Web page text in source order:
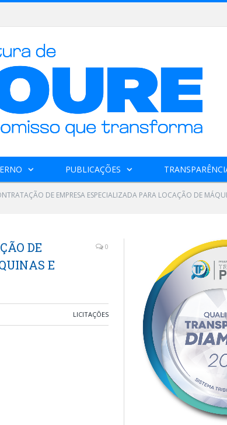
PUBLICAÇÕES
DE EMPRESA ESPECIALIZADA PARA LOCAÇÃO DE
DE
E
0
LICITAÇÕES